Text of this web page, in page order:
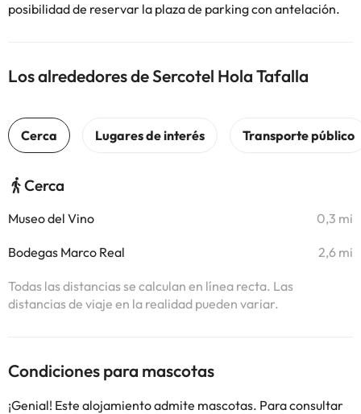
posibilidad de reservar la plaza de parking con antelación.
Los alrededores de Sercotel Hola Tafalla
Cerca
Museo del Vino 0,3 mi
Bodegas Marco Real 2,6 mi
Todas las distancias se calculan en línea recta. Las
distancias de viaje en la realidad pueden variar.
Condiciones para mascotas
¡Genial! Este alojamiento admite mascotas. Para consultar